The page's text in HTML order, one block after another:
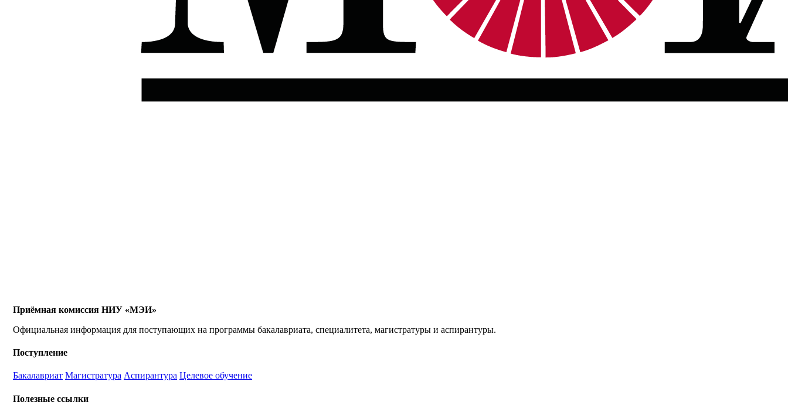
Приёмная комиссия НИУ «МЭИ»
Официальная информация для поступающих на программы бакалавриата, специалитета, магистратуры и аспирантуры.
Поступление
Бакалавриат Магистратура Аспирантура Целевое обучение
Полезные ссылки